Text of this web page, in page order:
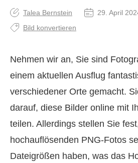
Talea Bernstein
29. April
Bild konvertieren
Nehmen wir an, Sie sind
einem aktuellen Ausflug
verschiedener Orte gemacht.
darauf, diese Bilder online mit
teilen. Allerdings stellen Sie
hochauflösenden PNG‑Fotos
Dateigrößen haben, was das